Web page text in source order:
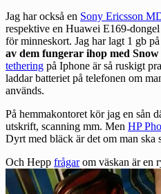
Jag har också en Sony Ericsson
respektive en Huawei E169-dongel
för minneskort. Jag har lagt 1 gb på
av dem fungerar ihop med
tethering på Iphone är så ruskigt
laddar batteriet på telefonen om
används.
På hemmakontoret kör jag en sån
utskrift, scanning mm. Men HP
Dyrt med bläck är det om man
Och Hepp frågarom väskan är en